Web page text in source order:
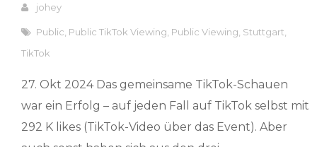
johey
Public Public TikTok Viewing Public Viewing Stuttgart
TikTok
27. Okt 2024 Das gemeinsame TikTok-Schauen
war ein Erfolg – auf jeden Fall auf TikTok selbst mit
292 K likes (TikTok-Video über das Event). Aber